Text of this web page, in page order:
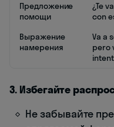
Предложение
помощи
¿Te
con
Выражение
намерения
Va a
pero
3. Избегайте
Не забывайте